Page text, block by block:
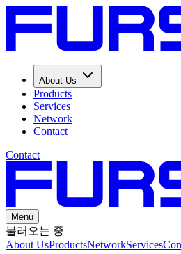
About Us
Products
Services
Network
Contact
Contact
Menu
불러오는 중
About UsProductsNetworkServices